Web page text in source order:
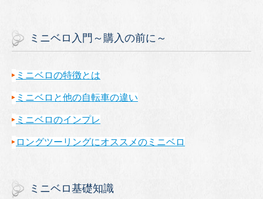
ミニベロ入門～購入の前に～
ミニベロの特徴とは
ミニベロと他の自転車の違い
ミニベロのインプレ
ロングツーリングにオススメのミニベロ
ミニベロ基礎知識